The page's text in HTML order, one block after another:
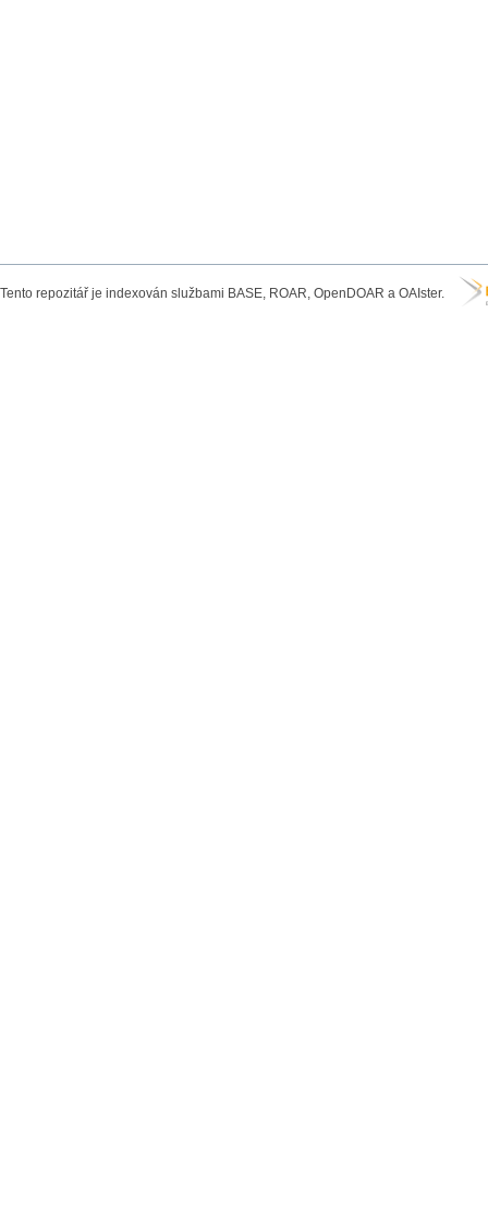
Tento repozitář je indexován službami BASE, ROAR, OpenDOAR a OAIster.